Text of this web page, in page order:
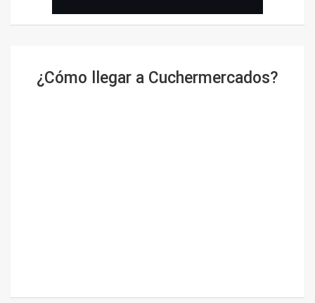
¿Cómo llegar a Cuchermercados?